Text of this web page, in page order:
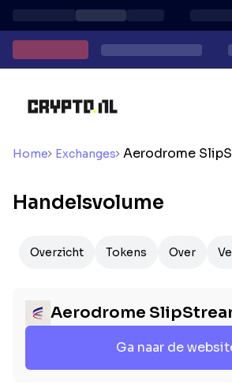
Home Exchanges Aerodrome
Handelsvolume
Overzicht Tokens Over
Aerodrome
Ga naar de